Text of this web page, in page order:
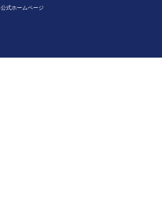
公式ホームページ